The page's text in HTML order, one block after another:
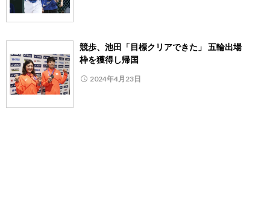
競歩、池田「目標クリアできた」 五輪出場
枠を獲得し帰国
2024年4月23日